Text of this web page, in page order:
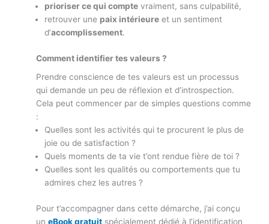
prioriser ce qui comptevraiment, sans culpabilité,
retrouver une paix intérieureet un sentiment
d’accomplissement.
Comment identifier tes valeurs ?
Prendre conscience de tes valeurs est un processus
qui demande un peu de réflexion et d’introspection.
Cela peut commencer par de simples questions comme
:
Quelles sont les activités qui te procurent le plus de
joie ou de satisfaction ?
Quels moments de ta vie t’ont rendue fière de toi ?
Quelles sont les qualités ou comportements que tu
admires chez les autres ?
Pour t’accompagner dans cette démarche, j’ai conçu
un eBook gratuit spécialement dédié à l’identification